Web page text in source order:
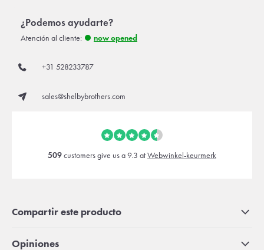
¿Podemos ayudarte?
Atención al cliente: now opened
+31 528233787
sales@shelbybrothers.com
509customers give us a 9.3 atWebwinkel-keurmerk
Compartir este producto
Opiniones